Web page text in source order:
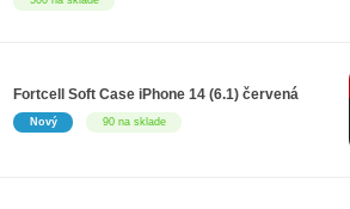
Nový 90 na sklade
Fortcell Soft Case iPhone 14 (6.1) červená